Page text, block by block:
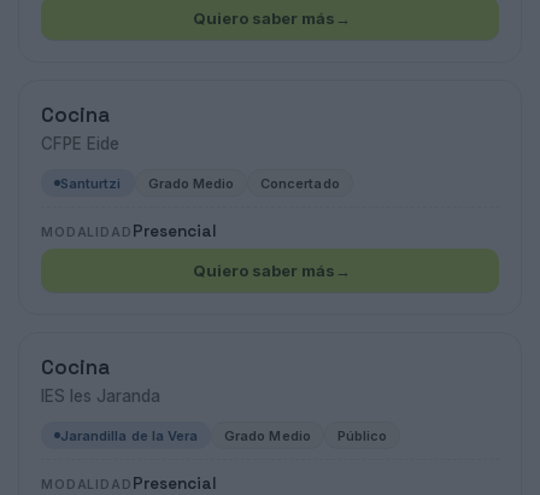
Quiero saber más →
Cocina
CFPE Eide
Santurtzi Grado Medio Concertado
MODALIDAD Presencial
Quiero saber más →
Cocina
IES Ies Jaranda
Jarandilla de la Vera Grado Medio Público
MODALIDAD Presencial